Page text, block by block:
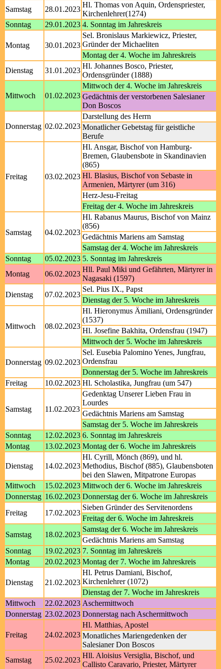
Samstag
28.01.2023
Hl. Thomas von Aquin, Ordenspriester,
Kirchenlehrer(1274)
Sonntag
29.01.2023 4. Sonntag im Jahreskreis
Montag 30.01.2023
Sel. Bronislaus Markiewicz, Priester,
Gründer der Michaeliten
Montag der 4. Woche im Jahreskreis
Dienstag
31.01.2023
Hl. Johannes Bosco, Priester,
Ordensgründer (1888)
Mittwoch 01.02.2023
Mittwoch der 4. Woche im Jahreskreis
Gedächtnis der verstorbenen Salesianer
Don Boscos
Donnerstag 02.02.2023
Darstellung des Herrn
Monatlicher Gebetstag für geistliche
Berufe
Freitag 03.02.2023
Hl. Ansgar, Bischof von Hamburg-
Bremen, Glaubensbote in Skandinavien
(865)
Hl. Blasius, Bischof von Sebaste in
Armenien, Märtyrer (um 316)
Herz-Jesu-Freitag
Freitag der 4. Woche im Jahreskreis
Samstag 04.02.2023
Hl. Rabanus Maurus, Bischof von Mainz
(856)
Gedächtnis Mariens am Samstag
Samstag der 4. Woche im Jahreskreis
Sonntag
05.02.2023 5. Sonntag im Jahreskreis
Montag
06.02.2023
Hll. Paul Miki und Gefährten, Märtyrer in
Nagasaki (1597)
Dienstag
07.02.2023
Sel. Pius IX., Papst
Dienstag der 5. Woche im Jahreskreis
Mittwoch 08.02.2023
Hl. Hieronymus Ämiliani, Ordensgründer
(1537)
Hl. Josefine Bakhita, Ordensfrau (1947)
Mittwoch der 5. Woche im Jahreskreis
Donnerstag 09.02.2023
Sel. Eusebia Palomino Yenes, Jungfrau,
Ordensfrau
Donnerstag der 5. Woche im Jahreskreis
Freitag
10.02.2023 Hl. Scholastika, Jungfrau (um 547)
Samstag 11.02.2023
Gedenktag Unserer Lieben Frau in
Lourdes
Gedächtnis Mariens am Samstag
Samstag der 5. Woche im Jahreskreis
Sonntag
12.02.2023 6. Sonntag im Jahreskreis
Montag
13.02.2023 Montag der 6. Woche im Jahreskreis
Dienstag 14.02.2023
Hl. Cyrill, Mönch (869), und hl.
Methodius, Bischof (885), Glaubensboten
bei den Slawen, Mitpatrone Europas
Mittwoch
15.02.2023 Mittwoch der 6. Woche im Jahreskreis
Donnerstag 16.02.2023 Donnerstag der 6. Woche im Jahreskreis
Freitag
17.02.2023
Sieben Gründer des Servitenordens
Freitag der 6. Woche im Jahreskreis
Samstag
18.02.2023
Samstag der 6. Woche im Jahreskreis
Gedächtnis Mariens am Samstag
Sonntag
19.02.2023 7. Sonntag im Jahreskreis
Montag
20.02.2023 Montag der 7. Woche im Jahreskreis
Dienstag 21.02.2023
Hl. Petrus Damiani, Bischof,
Kirchenlehrer (1072)
Dienstag der 7. Woche im Jahreskreis
Mittwoch
22.02.2023 Aschermittwoch
Donnerstag 23.02.2023 Donnerstag nach Aschermittwoch
Freitag 24.02.2023
Hl. Matthias, Apostel
Monatliches Mariengedenken der
Salesianer Don Boscos
Samstag
25.02.2023
Hll. Aloisius Versiglia, Bischof, und
Callisto Caravario, Priester, Märtyrer